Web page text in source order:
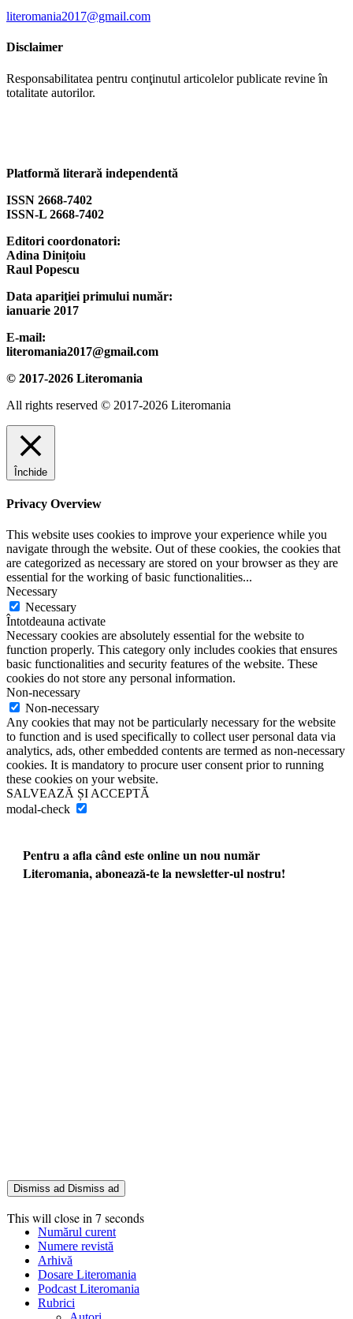
literomania2017@gmail.com
Disclaimer
Responsabilitatea pentru conţinutul articolelor publicate revine în
totalitate autorilor.
Platformă literară independentă
ISSN 2668-7402
ISSN-L 2668-7402
Editori coordonatori:
Adina Dinițoiu
Raul Popescu
Data apariţiei primului număr:
ianuarie 2017
E-mail:
literomania2017@gmail.com
© 2017-2026 Literomania
All rights reserved © 2017-2026 Literomania
Închide
Privacy Overview
This website uses cookies to improve your experience while you
navigate through the website. Out of these cookies, the cookies that
are categorized as necessary are stored on your browser as they are
essential for the working of basic functionalities...
Necessary
Necessary
Întotdeauna activate
Necessary cookies are absolutely essential for the website to
function properly. This category only includes cookies that ensures
basic functionalities and security features of the website. These
cookies do not store any personal information.
Non-necessary
Non-necessary
Any cookies that may not be particularly necessary for the website
to function and is used specifically to collect user personal data via
analytics, ads, other embedded contents are termed as non-necessary
cookies. It is mandatory to procure user consent prior to running
these cookies on your website.
SALVEAZĂ ȘI ACCEPTĂ
modal-check
Pentru a afla când este online un nou număr
Literomania, abonează-te la newsletter-ul nostru!
Dismiss ad Dismiss ad
This will close in 7 seconds
Numărul curent
Numere revistă
Arhivă
Dosare Literomania
Podcast Literomania
Rubrici